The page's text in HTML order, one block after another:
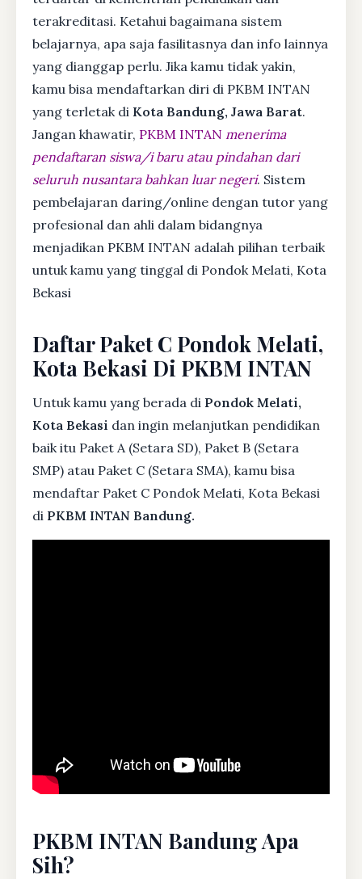
terakreditasi. Ketahui bagaimana sistem
belajarnya, apa saja fasilitasnya dan info lainnya
yang dianggap perlu. Jika kamu tidak yakin,
kamu bisa mendaftarkan diri di PKBM INTAN
yang terletak di Kota Bandung, Jawa Barat.
Jangan khawatir, PKBM INTAN menerima
pendaftaran siswa/i baru atau pindahan dari
seluruh nusantara bahkan luar negeri. Sistem
pembelajaran daring/online dengan tutor yang
profesional dan ahli dalam bidangnya
menjadikan PKBM INTAN adalah pilihan terbaik
untuk kamu yang tinggal di Pondok Melati, Kota
Bekasi
Daftar Paket C Pondok Melati,
Kota Bekasi Di PKBM INTAN
Untuk kamu yang berada di Pondok Melati,
Kota Bekasi dan ingin melanjutkan pendidikan
baik itu Paket A (Setara SD), Paket B (Setara
SMP) atau Paket C (Setara SMA), kamu bisa
mendaftar Paket C Pondok Melati, Kota Bekasi
di PKBM INTAN Bandung.
PKBM INTAN Bandung Apa
Sih?